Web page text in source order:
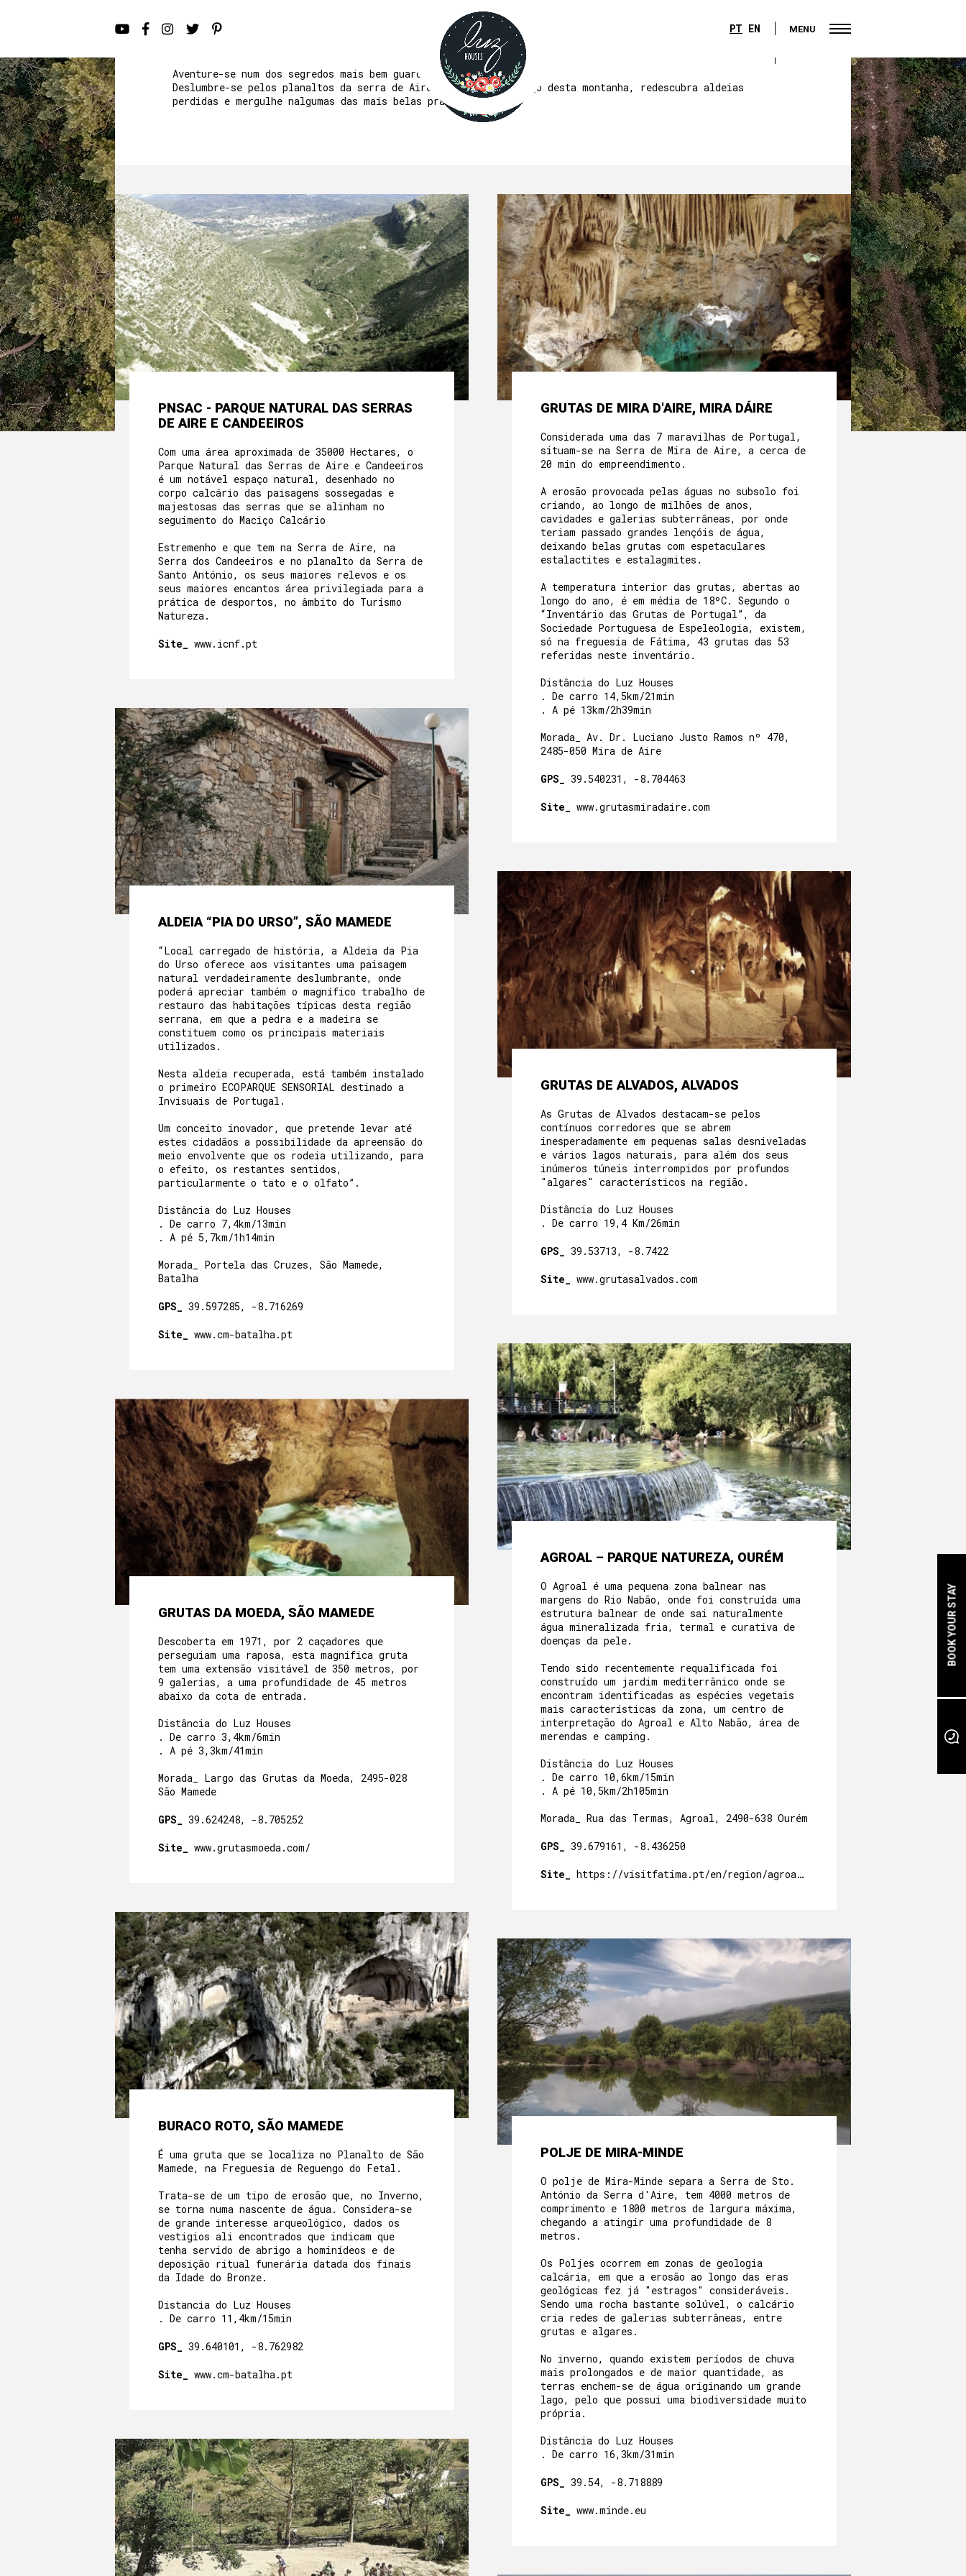
SOBRE NÓS
A NOSSA HERANÇA
MÃE-CASA
QUARTOS
A NOSSA COMIDA
BEM ESTAR NA GRUTA
A NOSSA PISCINA
NO NOSSO JARDIM
À NOSSA VOLTA
PROGRAMAS E ATIVIDADES
PT EN MENU
BOOK YOUR STAY
NATUREZA
Aventure-se num dos segredos mais bem guardados.
Deslumbre-se pelos planaltos da serra de Aire, perca-se no amago desta montanha, redescubra aldeias
perdidas e mergulhe nalgumas das mais belas praias fluviais.
PNSAC - PARQUE NATURAL DAS SERRAS
DE AIRE E CANDEEIROS
Com uma área aproximada de 35000 Hectares, o
Parque Natural das Serras de Aire e Candeeiros
é um notável espaço natural, desenhado no
corpo calcário das paisagens sossegadas e
majestosas das serras que se alinham no
seguimento do Maciço Calcário
Estremenho e que tem na Serra de Aire, na
Serra dos Candeeiros e no planalto da Serra de
Santo António, os seus maiores relevos e os
seus maiores encantos área privilegiada para a
prática de desportos, no âmbito do Turismo
Natureza.
Site_ www.icnf.pt
ALDEIA “PIA DO URSO”, SÃO MAMEDE
“Local carregado de história, a Aldeia da Pia
do Urso oferece aos visitantes uma paisagem
natural verdadeiramente deslumbrante, onde
poderá apreciar também o magnífico trabalho de
restauro das habitações típicas desta região
serrana, em que a pedra e a madeira se
constituem como os principais materiais
utilizados.
Nesta aldeia recuperada, está também instalado
o primeiro ECOPARQUE SENSORIAL destinado a
Invisuais de Portugal.
Um conceito inovador, que pretende levar até
estes cidadãos a possibilidade da apreensão do
meio envolvente que os rodeia utilizando, para
o efeito, os restantes sentidos,
particularmente o tato e o olfato”.
Distância do Luz Houses
. De carro 7,4km/13min
. A pé 5,7km/1h14min
Morada_ Portela das Cruzes, São Mamede,
Batalha
GPS_ 39.597285, -8.716269
Site_ www.cm-batalha.pt
GRUTAS DA MOEDA, SÃO MAMEDE
Descoberta em 1971, por 2 caçadores que
perseguiam uma raposa, esta magnifica gruta
tem uma extensão visitável de 350 metros, por
9 galerias, a uma profundidade de 45 metros
abaixo da cota de entrada.
Distância do Luz Houses
. De carro 3,4km/6min
. A pé 3,3km/41min
Morada_ Largo das Grutas da Moeda, 2495-028
São Mamede
GPS_ 39.624248, -8.705252
Site_ www.grutasmoeda.com/
BURACO ROTO, SÃO MAMEDE
É uma gruta que se localiza no Planalto de São
Mamede, na Freguesia de Reguengo do Fetal.
Trata-se de um tipo de erosão que, no Inverno,
se torna numa nascente de água. Considera-se
de grande interesse arqueológico, dados os
vestigios ali encontrados que indicam que
tenha servido de abrigo a hominídeos e de
deposição ritual funerária datada dos finais
da Idade do Bronze.
Distancia do Luz Houses
. De carro 11,4km/15min
GPS_ 39.640101, -8.762982
Site_ www.cm-batalha.pt
GRUTAS DE MIRA D'AIRE, MIRA DÁIRE
Considerada uma das 7 maravilhas de Portugal,
situam-se na Serra de Mira de Aire, a cerca de
20 min do empreendimento.
A erosão provocada pelas águas no subsolo foi
criando, ao longo de milhões de anos,
cavidades e galerias subterrâneas, por onde
teriam passado grandes lençóis de água,
deixando belas grutas com espetaculares
estalactites e estalagmites.
A temperatura interior das grutas, abertas ao
longo do ano, é em média de 18ºC. Segundo o
“Inventário das Grutas de Portugal”, da
Sociedade Portuguesa de Espeleologia, existem,
só na freguesia de Fátima, 43 grutas das 53
referidas neste inventário.
Distância do Luz Houses
. De carro 14,5km/21min
. A pé 13km/2h39min
Morada_ Av. Dr. Luciano Justo Ramos nº 470,
2485-050 Mira de Aire
GPS_ 39.540231, -8.704463
Site_ www.grutasmiradaire.com
GRUTAS DE ALVADOS, ALVADOS
As Grutas de Alvados destacam-se pelos
contínuos corredores que se abrem
inesperadamente em pequenas salas desniveladas
e vários lagos naturais, para além dos seus
inúmeros túneis interrompidos por profundos
"algares" característicos na região.
Distância do Luz Houses
. De carro 19,4 Km/26min
GPS_ 39.53713, -8.7422
Site_ www.grutasalvados.com
AGROAL – PARQUE NATUREZA, OURÉM
O Agroal é uma pequena zona balnear nas
margens do Rio Nabão, onde foi construída uma
estrutura balnear de onde sai naturalmente
água mineralizada fria, termal e curativa de
doenças da pele.
Tendo sido recentemente requalificada foi
construído um jardim mediterrânico onde se
encontram identificadas as espécies vegetais
mais características da zona, um centro de
interpretação do Agroal e Alto Nabão, área de
merendas e camping.
Distância do Luz Houses
. De carro 10,6km/15min
. A pé 10,5km/2h105min
Morada_ Rua das Termas, Agroal, 2490-638 Ourém
GPS_ 39.679161, -8.436250
Site_ https://visitfatima.pt/en/region/agroal-nature-park/
POLJE DE MIRA-MINDE
O polje de Mira-Minde separa a Serra de Sto.
António da Serra d'Aire, tem 4000 metros de
comprimento e 1800 metros de largura máxima,
chegando a atingir uma profundidade de 8
metros.
Os Poljes ocorrem em zonas de geologia
calcária, em que a erosão ao longo das eras
geológicas fez já "estragos" consideráveis.
Sendo uma rocha bastante solúvel, o calcário
cria redes de galerias subterrâneas, entre
grutas e algares.
No inverno, quando existem períodos de chuva
mais prolongados e de maior quantidade, as
terras enchem-se de água originando um grande
lago, pelo que possui uma biodiversidade muito
própria.
Distância do Luz Houses
. De carro 16,3km/31min
GPS_ 39.54, -8.718889
Site_ www.minde.eu